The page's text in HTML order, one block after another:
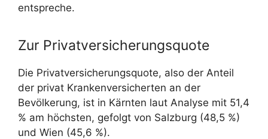
entspreche.
Zur Privatversicherungsquote
Die Privatversicherungsquote, also der Anteil
der privat Krankenversicherten an der
Bevölkerung, ist in Kärnten laut Analyse mit 51,4
% am höchsten, gefolgt von Salzburg (48,5 %)
und Wien (45,6 %).